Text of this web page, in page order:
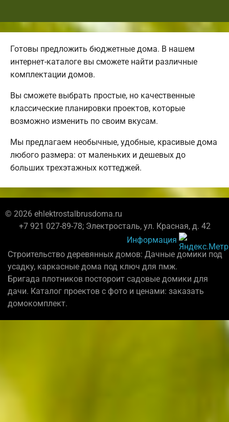
Готовы предложить бюджетные дома. В нашем
интернет-каталоге вы сможете найти различные
комплектации домов.
Вы сможете выбрать простые, но качественные
классические планировки проектов, которые
возможно изменить по своим вкусам.
Мы предлагаем необычные, удобные, красивые дома
любого размера: от маленьких и дешевых до
больших трехэтажных коттеджей.
© 2026 ehlektrostalbrusdoma.ru
+7 921 027-89-78; Электросталь, ул. Красная, д. 42
Информация
Строительство деревянных домов: Дачные домики под
усадку, каркасные дома под ключ для пмж.
Бригада плотников постороит садовые домики для
дачи. Каталог проектов с фото и ценами: заказать
домокомплект.